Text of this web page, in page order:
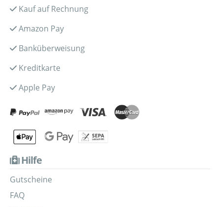
Kauf auf Rechnung
Amazon Pay
Banküberweisung
Kreditkarte
Apple Pay
Hilfe
Gutscheine
FAQ